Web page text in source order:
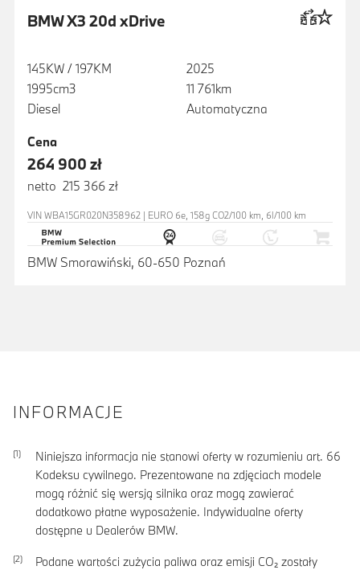
BMW X3 20d xDrive
145KW / 197KM
1995cm3
Diesel
2025
11 761km
Automatyczna
Cena
264 900 zł
netto 215 366 zł
VIN WBA15GR020N358962 | EURO 6e, 158g CO2/100 km, 6l/100 km
BMW Smorawiński, 60-650 Poznań
INFORMACJE
Niniejsza informacja nie stanowi oferty w rozumieniu art. 66
Kodeksu cywilnego. Prezentowane na zdjęciach modele
mogą różnić się wersją silnika oraz mogą zawierać
dodatkowo płatne wyposażenie. Indywidualne oferty
dostępne u Dealerów BMW.
Podane wartości zużycia paliwa oraz emisji CO₂ zostały